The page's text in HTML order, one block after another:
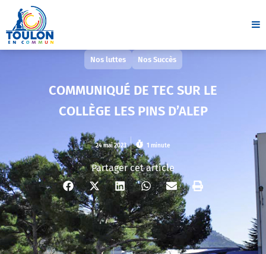
Nos luttes Nos Succès
COMMUNIQUÉ DE TEC SUR LE
COLLÈGE LES PINS D’ALEP
24 mai 2023 1 minute
Partager cet article